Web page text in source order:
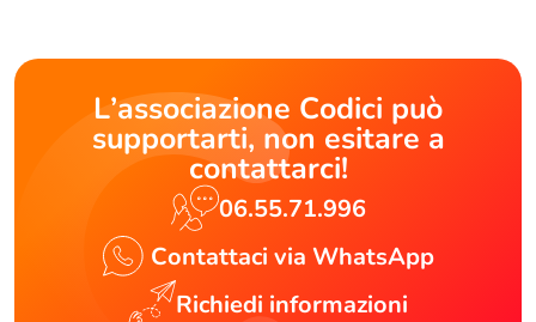
L’associazione Codici può
supportarti, non esitare a
contattarci!
06.55.71.996
Contattaci via WhatsApp
Richiedi informazioni